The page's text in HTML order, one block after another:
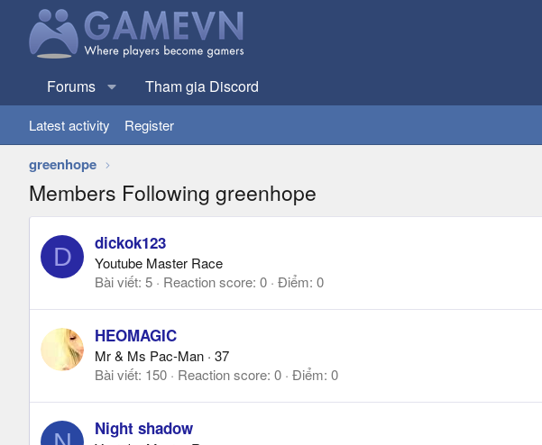
Forums Tham gia Discord
Latest activity Register
greenhope
Members Following greenhope
D dickok123
Youtube Master Race
Bài viết 5 Reaction score 0 Điểm 0
HEOMAGIC
Mr & Ms Pac-Man · 37
Bài viết 150 Reaction score 0 Điểm 0
Night shadow